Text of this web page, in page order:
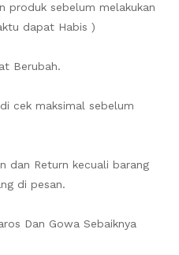
produk sebelum melakukan
dapat Habis )
Berubah.
cek maksimal sebelum
dan Return kecuali barang
di pesan.
Dan Gowa Sebaiknya